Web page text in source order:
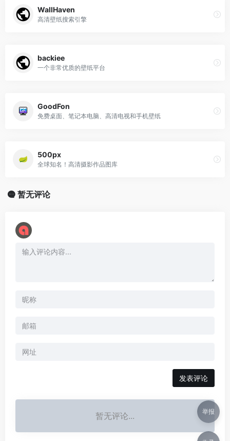
WallHaven
高清壁纸搜索引擎
backiee
一个非常优质的壁纸平台
GoodFon
免费桌面、笔记本电脑、高清电视和手机壁纸
500px
全球知名！高清摄影作品图库
暂无评论
暂无评论... 举报